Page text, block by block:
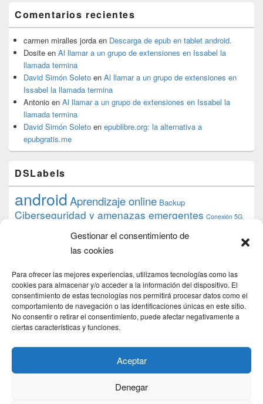
Gestionar el consentimiento de
las cookies
Para ofrecer las mejores experiencias, utilizamos tecnologías como las
cookies para almacenar y/o acceder a la información del dispositivo. El
consentimiento de estas tecnologías nos permitirá procesar datos como el
comportamiento de navegación o las identificaciones únicas en este sitio.
No consentir o retirar el consentimiento, puede afectar negativamente a
ciertas características y funciones.
Aceptar
Denegar
Comentarios recientes
carmen miralles jorda en Descarga de epub en tablet android.
Dosite en Al llamar a un grupo de extensiones en Issabel la
llamada termina
David Simón Soleto en Al llamar a un grupo de extensiones en
Issabel la llamada termina
Antonio en Al llamar a un grupo de extensiones en Issabel la
llamada termina
David Simón Soleto en epublibre.org: la alternativa a
epubgratis.me
DSLabels
androidAprendizaje online Backup
Ciberseguridad y amenazas emergentes Conexión 5G
datos debian desarrollo web
Formación Google
iphone
proyecto PS4 python Raspberryraspberrypi
raspbian review Servidor Web Sostenibilidad
tecnológicaTecnología torrent
transmissiontutorial ubuntu server Windows